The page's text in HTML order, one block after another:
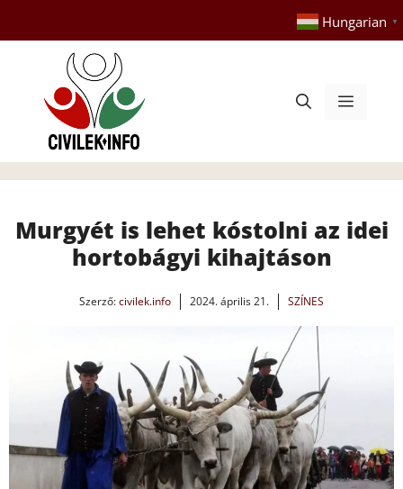
tartalomba
Hungarian ▼
Menü
Murgyét is lehet kóstolni az idei
hortobágyi kihajtáson
Szerző:civilek.info 2024. április 21. SZÍNES